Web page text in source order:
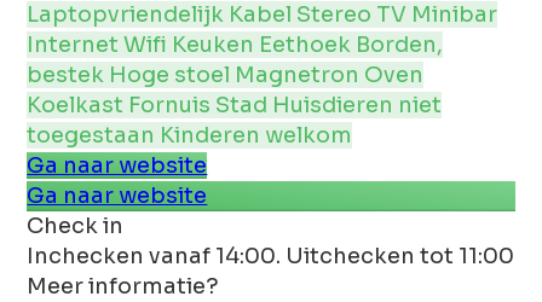
Laptopvriendelijk Kabel Stereo TV Minibar
InternetWifi Keuken Eethoek Borden,
bestek Hoge stoel Magnetron Oven
Koelkast Fornuis Stad Huisdieren niet
toegestaan Kinderen welkom
Ga naar website
Ga naar website
Check in
Inchecken vanaf 14:00. Uitchecken tot 11:00
Meer informatie?